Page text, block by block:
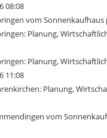
08:08
vom Sonnenkaufhaus
Planung,
Planung,
11:08
Planung,
vom